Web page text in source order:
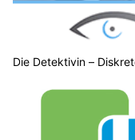
Die Detektivin –